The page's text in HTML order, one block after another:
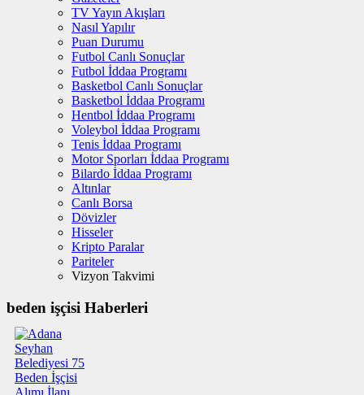
TV Yayın Akışları
Nasıl Yapılır
Puan Durumu
Futbol Canlı Sonuçlar
Futbol İddaa Programı
Basketbol Canlı Sonuçlar
Basketbol İddaa Programı
Hentbol İddaa Programı
Voleybol İddaa Programı
Tenis İddaa Programı
Motor Sporları İddaa Programı
Bilardo İddaa Programı
Altınlar
Canlı Borsa
Dövizler
Hisseler
Kripto Paralar
Pariteler
Vizyon Takvimi
beden işçisi Haberleri